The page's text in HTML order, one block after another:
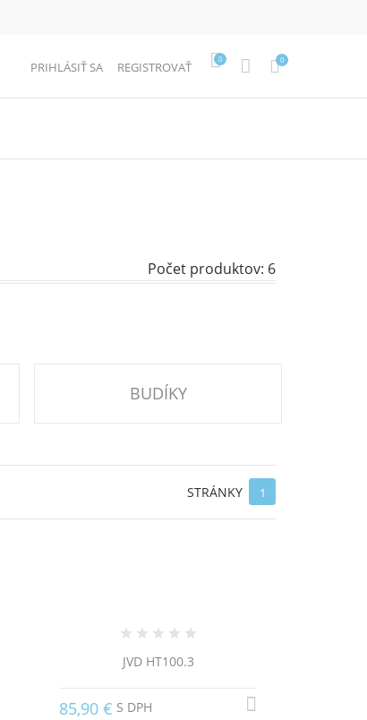
PRIHLÁSIŤ SA REGISTROVAŤ
0 0
Počet produktov: 6
BUDÍKY
STRÁNKY 1
JVD HT100.3
85,90 € S DPH